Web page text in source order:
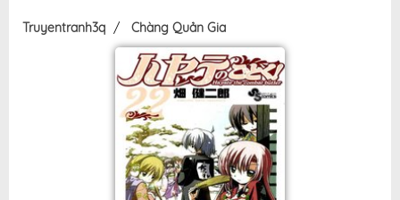
Truyentranh3q Chàng Quản Gia